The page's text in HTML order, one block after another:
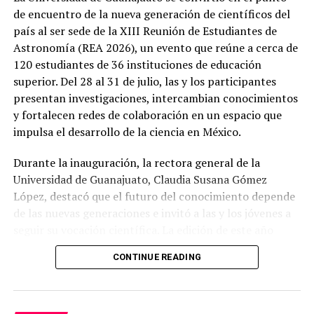
de encuentro de la nueva generación de científicos del
país al ser sede de la XIII Reunión de Estudiantes de
Astronomía (REA 2026), un evento que reúne a cerca de
120 estudiantes de 36 instituciones de educación
superior. Del 28 al 31 de julio, las y los participantes
presentan investigaciones, intercambian conocimientos
y fortalecen redes de colaboración en un espacio que
impulsa el desarrollo de la ciencia en México.
Durante la inauguración, la rectora general de la
Universidad de Guanajuato, Claudia Susana Gómez
López, destacó que el futuro del conocimiento depende
de las nuevas generaciones e invitó a las y los jóvenes a
incluye un programa con 85 ponencias, charlas
magistrales y presentación de carteles científicos,
CONTINUE READING